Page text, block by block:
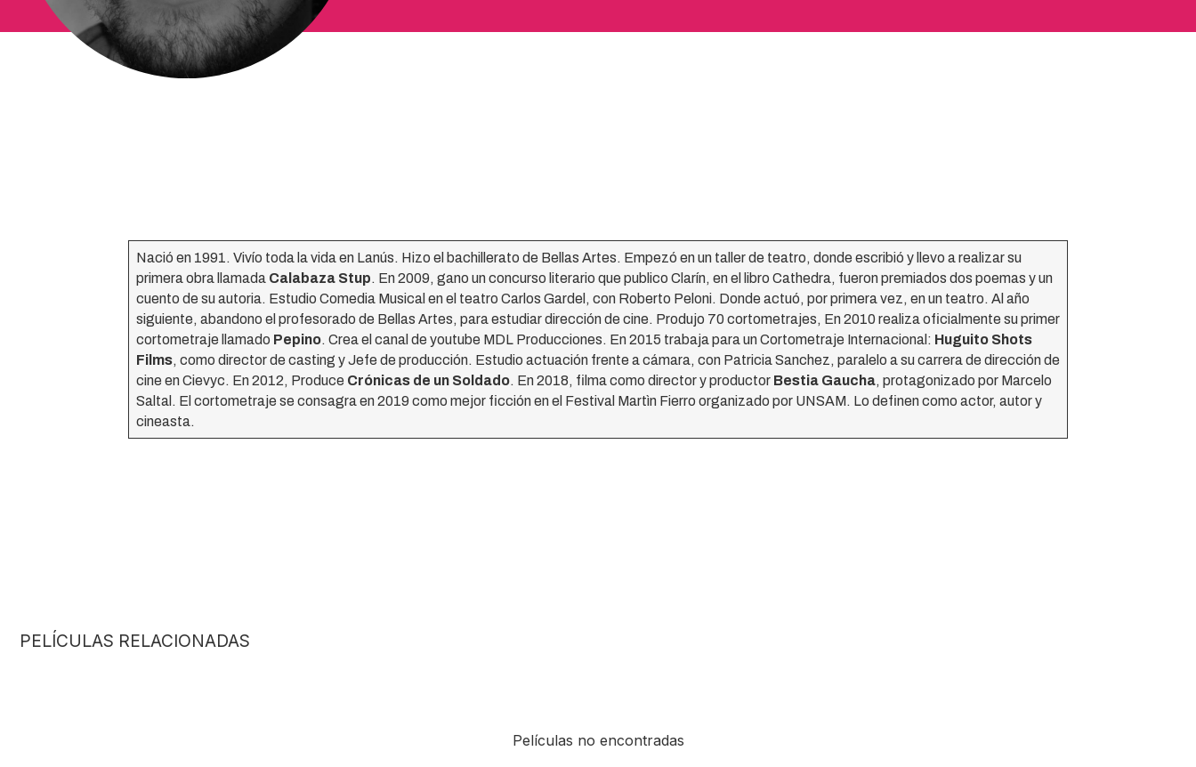
Nació en 1991. Vivío toda la vida en Lanús. Hizo el bachillerato de Bellas Artes. Empezó en un taller de teatro, donde escribió y llevo a realizar su
primera obra llamada Calabaza Stup. En 2009, gano un concurso literario que publico Clarín, en el libro Cathedra, fueron premiados dos poemas y un
cuento de su autoria. Estudio Comedia Musical en el teatro Carlos Gardel, con Roberto Peloni. Donde actuó, por primera vez, en un teatro. Al año
siguiente, abandono el profesorado de Bellas Artes, para estudiar dirección de cine. Produjo 70 cortometrajes, En 2010 realiza oficialmente su primer
cortometraje llamado Pepino. Crea el canal de youtube MDL Producciones. En 2015 trabaja para un Cortometraje Internacional: Huguito Shots
Films, como director de casting y Jefe de producción. Estudio actuación frente a cámara, con Patricia Sanchez, paralelo a su carrera de dirección de
cine en Cievyc. En 2012, Produce Crónicas de un Soldado. En 2018, filma como director y productor Bestia Gaucha, protagonizado por Marcelo
Saltal. El cortometraje se consagra en 2019 como mejor ficción en el Festival Martìn Fierro organizado por UNSAM. Lo definen como actor, autor y
cineasta.
PELÍCULAS RELACIONADAS
Películas no encontradas